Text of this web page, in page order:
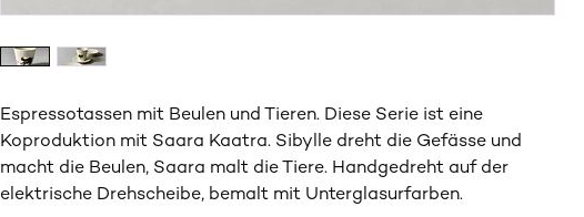
Espressotassen mit Beulen und Tieren. Diese Serie ist eine
Koproduktion mit Saara Kaatra. Sibylle dreht die Gefässe und
macht die Beulen, Saara malt die Tiere. Handgedreht auf der
elektrische Drehscheibe, bemalt mit Unterglasurfarben.